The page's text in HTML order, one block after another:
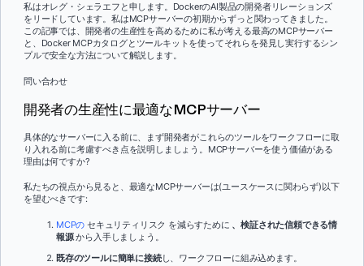
私はオレグ・シェラエフと申します。DockerのAI製品の開発者リレーションズ
をリードしています。私はMCPサーバーの初期からずっと関わってきました。
この記事では、開発者の生産性を高めるために私が考える最高のMCPサーバー
と、Docker MCPカタログとツールキットを使ってそれらを発見し実行するシン
プルで安全な方法について解説します。
問い合わせ
開発者の生産性に最適なMCPサーバー
具体的なサーバーに入る前に、まず開発者がこれらのツールをワークフローに取
り入れる前に考慮すべき点を説明しましょう。MCPサーバーを使う価値がある
理由は何ですか?
私たちの視点から見ると、最適なMCPサーバーは(ユースケースに関わらず)以下
を望むべきです:
MCPの セキュリティリスク を減らすために 、検証された信頼できる情
報源から入手しましょう。
既存のツールに簡単に接続し、ワークフローに組み込めます。